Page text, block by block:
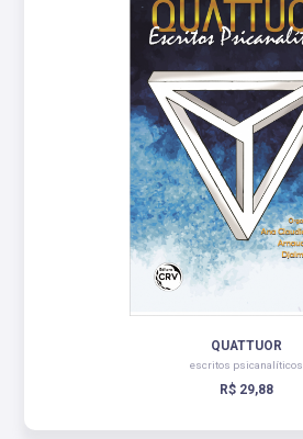
QUATTUOR
escritos psicanalíticos
R$ 29,88